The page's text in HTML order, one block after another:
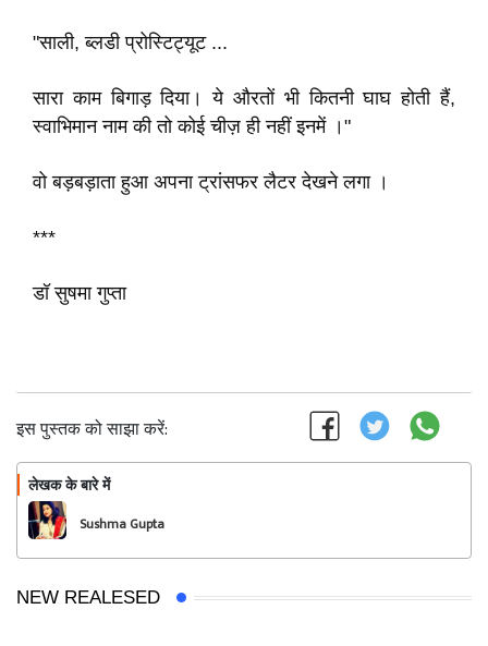
"साली, ब्लडी प्रोस्टिट्यूट ...
सारा काम बिगाड़ दिया। ये औरतों भी कितनी घाघ होती हैं,
स्वाभिमान नाम की तो कोई चीज़ ही नहीं इनमें ।"
वो बड़बड़ाता हुआ अपना ट्रांसफर लैटर देखने लगा ।
***
डॉ सुषमा गुप्ता
इस पुस्तक को साझा करें:
लेखक के बारे में
Sushma Gupta
NEW REALESED